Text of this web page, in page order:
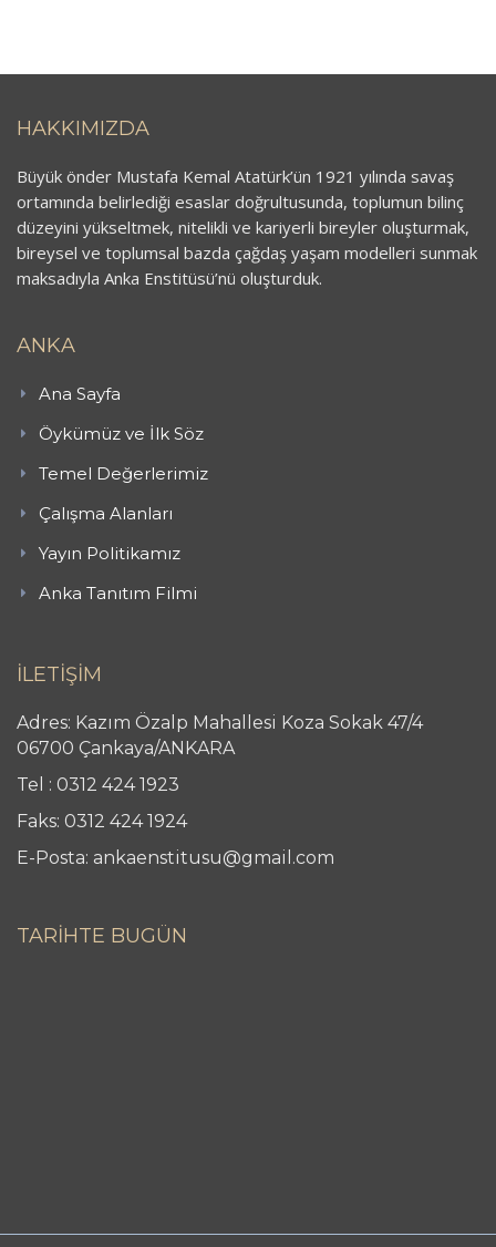
HAKKIMIZDA
Büyük önder Mustafa Kemal Atatürk’ün 1921 yılında savaş
ortamında belirlediği esaslar doğrultusunda, toplumun bilinç
düzeyini yükseltmek, nitelikli ve kariyerli bireyler oluşturmak,
bireysel ve toplumsal bazda çağdaş yaşam modelleri sunmak
maksadıyla Anka Enstitüsü’nü oluşturduk.
ANKA
Ana Sayfa
Öykümüz ve İlk Söz
Temel Değerlerimiz
Çalışma Alanları
Yayın Politikamız
Anka Tanıtım Filmi
İLETİŞİM
Adres: Kazım Özalp Mahallesi Koza Sokak 47/4
06700 Çankaya/ANKARA
Tel : 0312 424 1923
Faks: 0312 424 1924
E-Posta: ankaenstitusu@gmail.com
TARİHTE BUGÜN